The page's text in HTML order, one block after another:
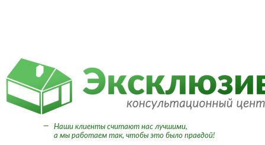
—
Наши клиенты считают нас лучшими,
а мы работаем так, чтобы это было правдой!